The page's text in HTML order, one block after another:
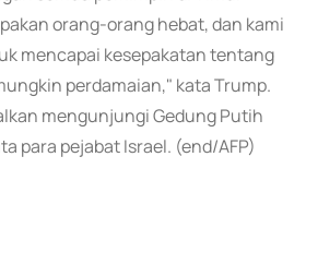
orang-orang hebat, dan kami
mencapai kesepakatan tentang
perdamaian," kata Trump.
mengunjungi Gedung Putih
para pejabat Israel. (end/AFP)